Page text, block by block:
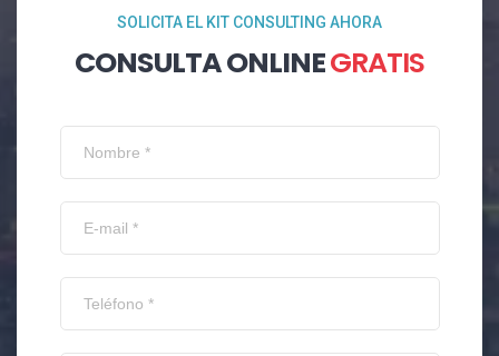
SOLICITA EL KIT CONSULTING AHORA
CONSULTA ONLINEGRATIS